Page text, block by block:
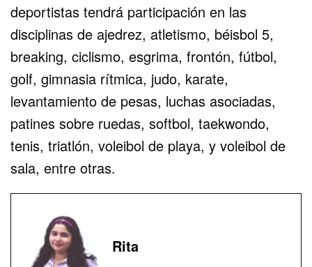
deportistas tendrá participación en las
disciplinas de ajedrez, atletismo, béisbol 5,
breaking, ciclismo, esgrima, frontón, fútbol,
golf, gimnasia rítmica, judo, karate,
levantamiento de pesas, luchas asociadas,
patines sobre ruedas, softbol, taekwondo,
tenis, triatlón, voleibol de playa, y voleibol de
sala, entre otras.
Rita